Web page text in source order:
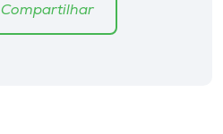
Compartilhar